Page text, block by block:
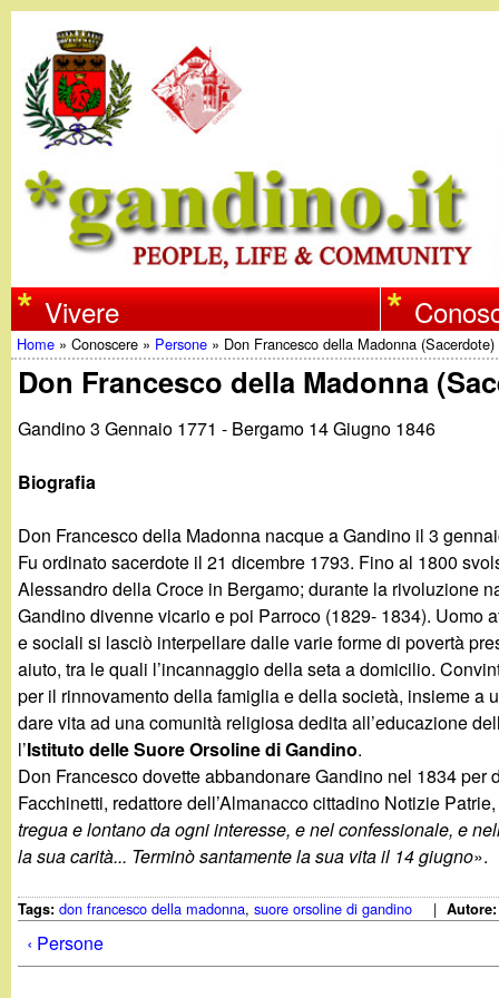
w
w
w
.
g
a
n
d
i
n
o
.
i
Vivere
Tu
sei
Home »Conoscere » Persone » Don Francesco della Madonna (Sacerdote)
Don Francesco della Madonna
Gandino 3 Gennaio 1771 - Bergamo 14 Giugno 1846
Biografia
Don Francesco della Madonna nacque a Gandino il 3
Fu ordinato sacerdote il 21 dicembre 1793. Fino al 1800
Alessandro della Croce in Bergamo; durante la rivoluzione
Gandino divenne vicario e poi Parroco (1829- 1834). Uomo
e sociali si lasciò interpellare dalle varie forme di povertà
aiuto, tra le quali l’incannaggio della seta a domicilio.
per il rinnovamento della famiglia e della società, insieme a
dare vita ad una comunità religiosa dedita all’educazione
l’Istituto delle Suore Orsoline di Gandino.
Don Francesco dovette abbandonare Gandino nel 1834
Facchinetti, redattore dell’Almanacco cittadino Notizie
tregua e lontano da ogni interesse, e nel confessionale, e
la sua carità... Terminò santamente la sua vita il 14 giugno».
Tags:don francesco della madonna,suore orsoline di gandino |
‹ Persone